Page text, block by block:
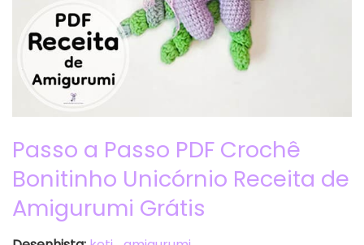
Passo a Passo PDF Crochê
Bonitinho Unicórnio Receita de
Amigurumi Grátis